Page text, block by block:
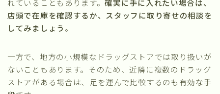
れていることもあります。確実に手に入れたい場合は、
店頭で在庫を確認するか、スタッフに取り寄せの相談を
してみましょう 。
一方で、地方の小規模なドラッグストアでは取り扱いが
ないこともあります。そのため、近隣に複数のドラッグ
ストアがある場合は、足を運んで比較するのも有効な手